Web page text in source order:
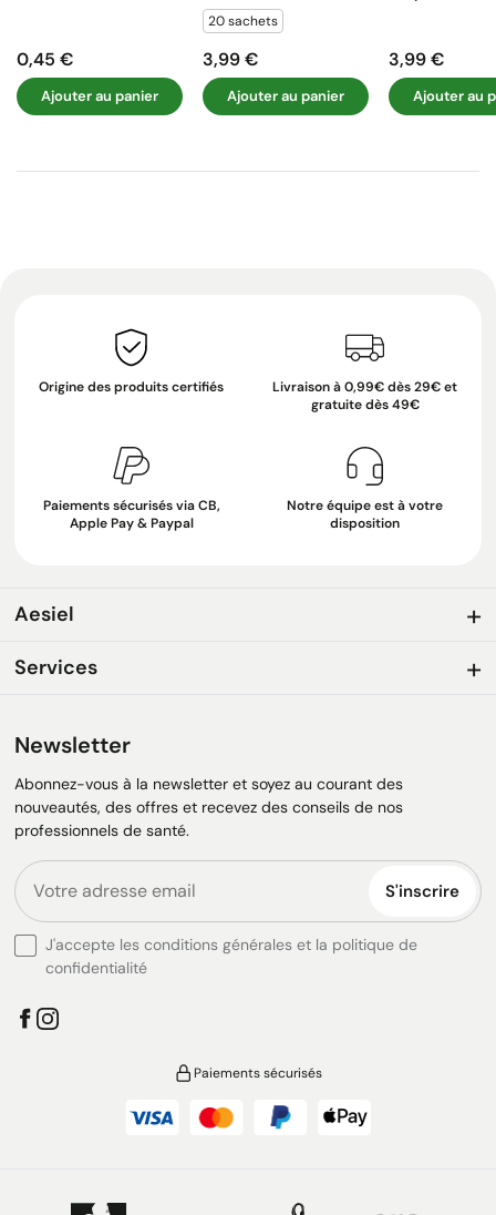
Prix
0,45 €
Ajouter au panier
20 sachets
Prix
3,99 €
Ajouter au panier
Prix
3,99 €
Ajouter au
Origine des produits certifiés
Livraison à 0,99€ dès 29€ et
gratuite dès 49€
Paiements sécurisés via CB,
Apple Pay & Paypal
Notre équipe est à votre
disposition
Aesiel
Services
Newsletter
Abonnez-vous à la newsletter et soyez au courant des
nouveautés, des offres et recevez des conseils de nos
professionnels de santé.
S'inscrire
J'accepte les conditions générales et la politique de
confidentialité
Paiements sécurisés